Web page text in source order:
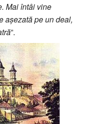
Mai întâi vine
așezată pe un deal,
”.